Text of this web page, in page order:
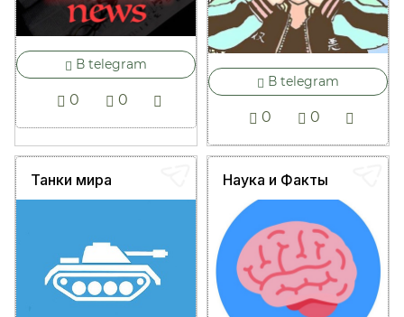
В telegram
0 0
В telegram
0 0
Танки мира Наука и Факты